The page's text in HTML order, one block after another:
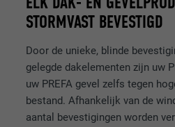
STORMVAST BEVESTIGD
Door de unieke, blinde
gelegde dakelementen zijn uw
uw PREFA gevel zelfs tegen
bestand. Afhankelijk van de
aantal bevestigingen worden
VERVALTIJD 1 jaar
DOEL
het juiste
cookies in deze
NAAM _fbp